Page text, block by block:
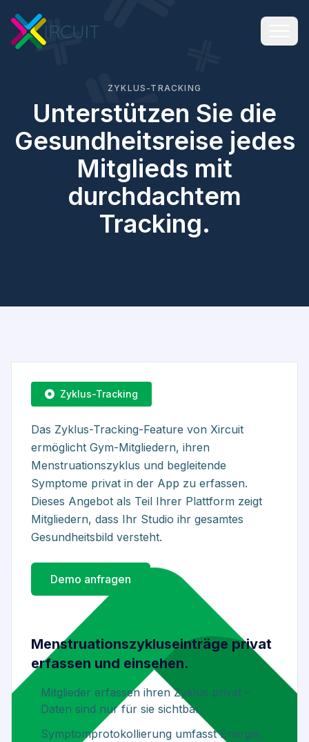
ZYKLUS-TRACKING
Unterstützen Sie die
Gesundheitsreise jedes
Mitglieds mit
durchdachtem
Tracking.
Zyklus-Tracking
Das Zyklus-Tracking-Feature von Xircuit
ermöglicht Gym-Mitgliedern, ihren
Menstruationszyklus und begleitende
Symptome privat in der App zu erfassen.
Dieses Angebot als Teil Ihrer Plattform zeigt
Mitgliedern, dass Ihr Studio ihr gesamtes
Gesundheitsbild versteht.
Demo anfragen
Menstruationszykluseinträge privat
erfassen und einsehen.
Mitglieder erfassen ihren Zyklus privat –
Daten sind nur für sie sichtbar.
Symptomprotokollierung umfasst Energie,